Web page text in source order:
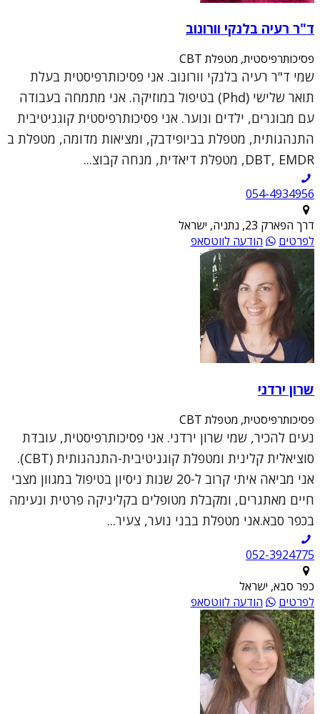
ד"ר רעיה בלנקי וורונוב
פסיכותרפיסטית, מטפלת CBT
שמי ד"ר רעיה בלנקי וורונוב. אני פסיכותרפיסטית בעלת
תואר שלישי (Phd) בטיפול במוזיקה. אני מתמחה בעבודה
עם מבוגרים, ילדים ונוער. אני פסיכותרפיסטית קוגניטיבית
התנהגותית, מטפלת בביופידבק, ומציאות מדומה, מטפלת ב
DBT, EMDR, מטפלת דיאדית, מנחה קבוצ...
054-4934956
דרך הפארק 23, נתניה, ישראל
לפרטים
הודעה לווטסאפ
שרון ירדני
פסיכותרפיסטית, מטפלת CBT
נעים להכיר, שמי שרון ירדני. אני פסיכותרפיסטית, עובדת
סוציאלית קלינית ומטפלת קוגניטיבית-התנהגותית (CBT).
אני מביאה איתי קרוב ל-20 שנות ניסיון בטיפול במגוון מצבי
חיים מאתגרים, ומקבלת מטופלים בקליניקה פרטית ונעימה
בכפר סבא.אני מטפלת בבני נוער, צעיר...
052-3924775
כפר סבא, ישראל
לפרטים
הודעה לווטסאפ